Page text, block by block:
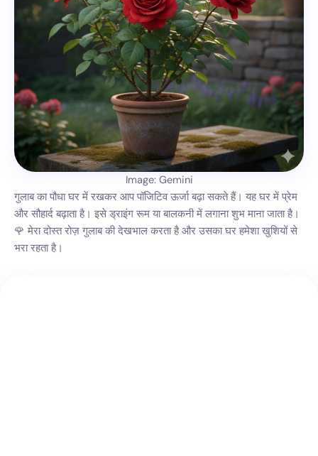
Image: Gemini
गुलाब का पौधा घर में रखकर आप पॉजिटिव ऊर्जा बढ़ा सकते हैं। यह घर में प्रेम
और सौहार्द बढ़ाता है। इसे ड्राइंग रूम या बालकनी में लगाना शुभ माना जाता है।
🌹 मेरा दोस्त रोज़ गुलाब की देखभाल करता है और उसका घर हमेशा खुशियों से
भरा रहता है।